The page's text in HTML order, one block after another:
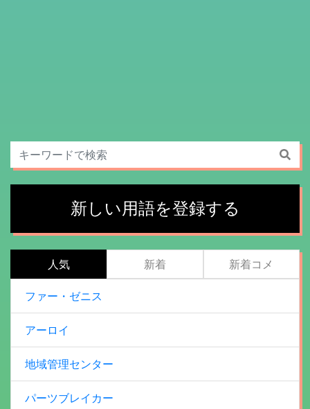
新しい用語を登録する
人気 新着 新着コメ
ファー・ゼニス
アーロイ
地域管理センター
パーツブレイカー